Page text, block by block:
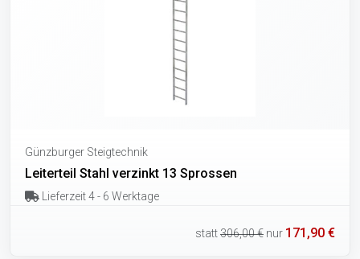
Günzburger Steigtechnik
Leiterteil Stahl verzinkt 13 Sprossen
Lieferzeit 4 - 6 Werktage
statt306,00 € nur 171,90 €